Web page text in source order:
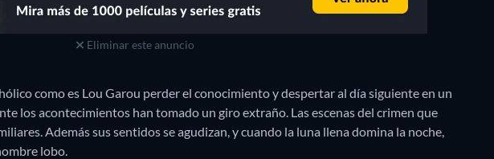
Eliminar este anuncio
como es Lou Garou perder el conocimiento y despertar al día siguiente en un
los acontecimientos han tomado un giro extraño. Las escenas del crimen que
Además sus sentidos se agudizan, y cuando la luna llena domina la noche,
lobo.